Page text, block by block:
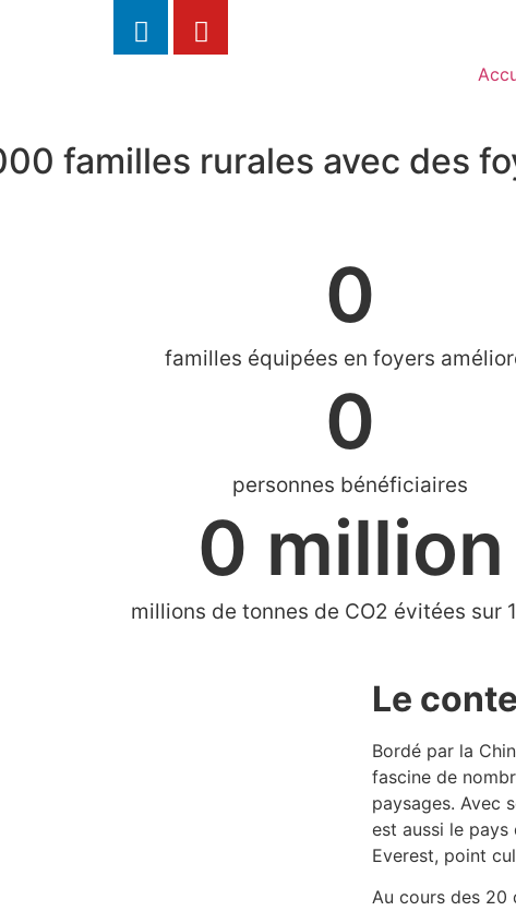
familles rurales avec des
familles équipées en foyers
0
personnes bénéficiaires
0
millions de tonnes de CO2 évitées sur
0 million
Le
Bordé par la
fascine de
paysages. Avec
est aussi le
Everest, point
Au cours des 20